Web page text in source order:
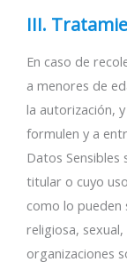
III.
En caso de
a menores de
la autorización,
formulen y a
Datos Sensibles
titular o cuyo
como lo
religiosa,
organizaciones